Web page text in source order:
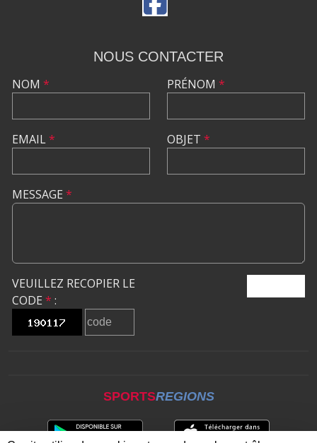
NOUS CONTACTER
NOM *
EMAIL*
PRÉNOM *
OBJET *
MESSAGE *
VEUILLEZ RECOPIER LE
CODE * :
SPORTSREGIONS